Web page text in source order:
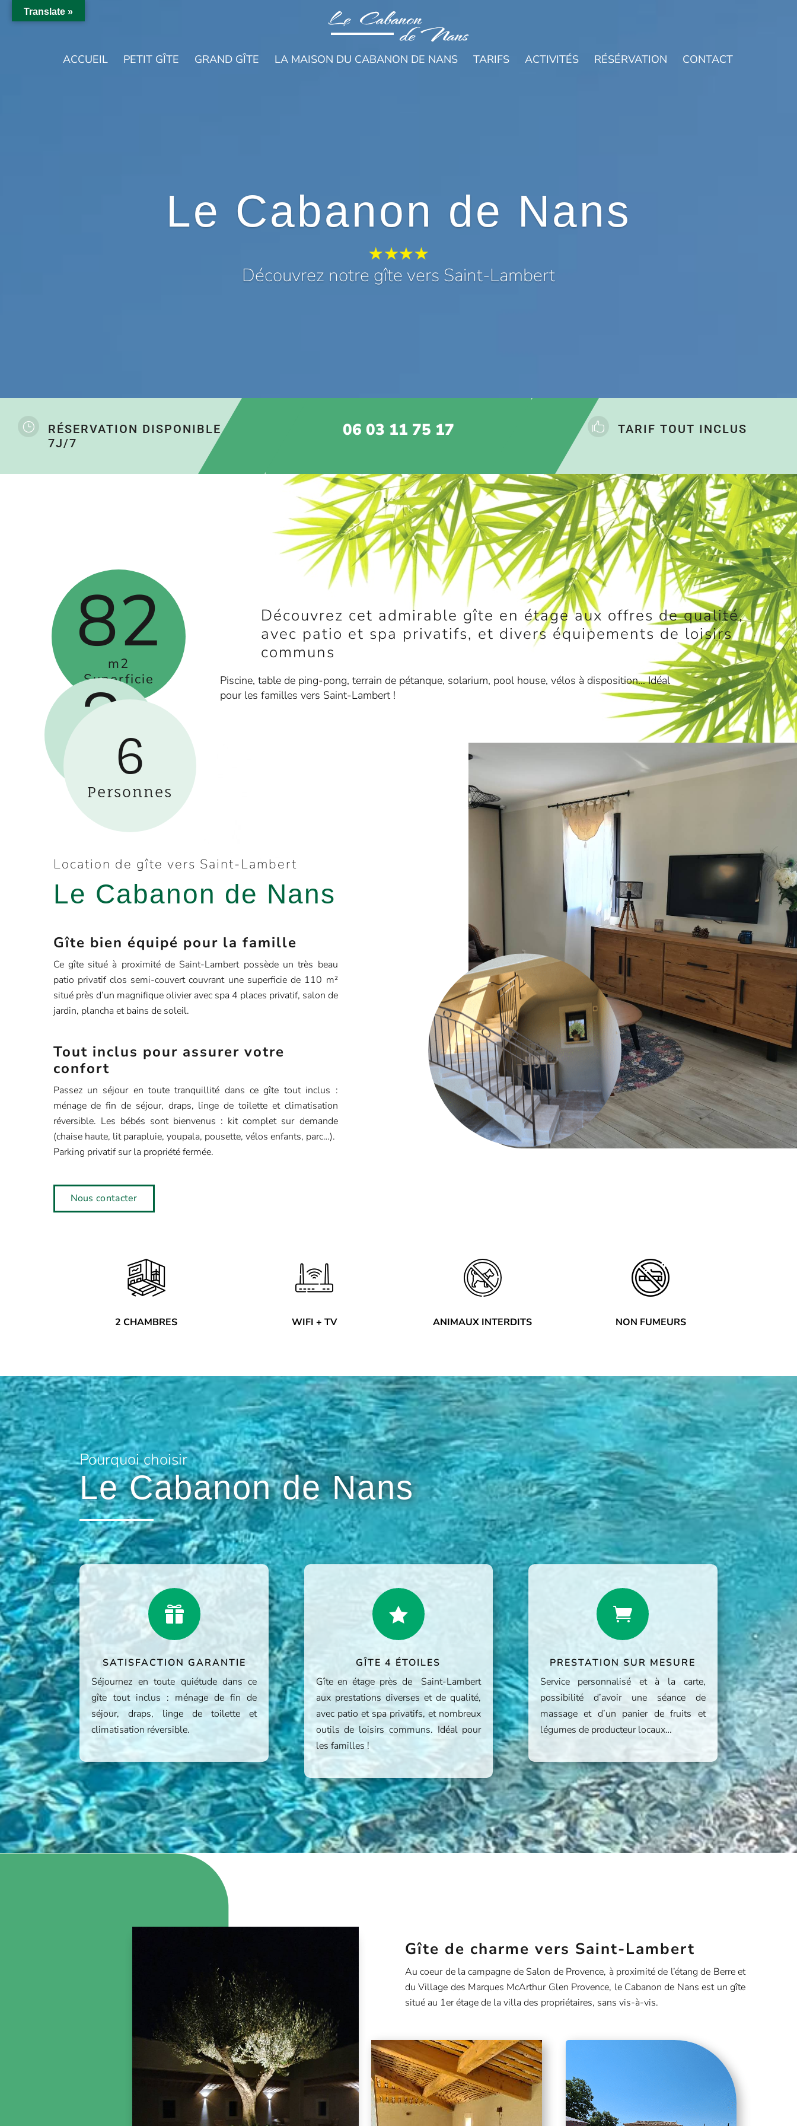
ACCUEIL PETIT GÎTE GRAND GÎTE LA MAISON DU CABANON DE NANS TARIFS ACTIVITÉS RÉSÉRVATION CONTACT
Le Cabanon de Nans
Découvrez notre gîte vers Saint-Lambert
}
RÉSERVATION DISPONIBLE
7J/7
06 03 11 75 17  TARIF TOUT INCLUS
82
m2
Superficie
Découvrez cet admirable gîte en étage aux offres de qualité,
avec patio et spa privatifs, et divers équipements de loisirs
communs
3
Double
Piscine, table de ping-pong, terrain de pétanque, solarium, pool house, vélos à disposition… Idéal
pour les familles vers Saint-Lambert !
6
Personnes
Location de gîte vers Saint-Lambert
Le Cabanon de Nans
Gîte bien équipé pour la famille
Ce gîte situé à proximité de Saint-Lambert possède un très beau
patio privatif clos semi-couvert couvrant une superficie de 110 m²
situé près d’un magnifique olivier avec spa 4 places privatif, salon de
jardin, plancha et bains de soleil.
Tout inclus pour assurer votre
confort
Passez un séjour en toute tranquillité dans ce gîte tout inclus :
ménage de fin de séjour, draps, linge de toilette et climatisation
réversible. Les bébés sont bienvenus : kit complet sur demande
(chaise haute, lit parapluie, youpala, pousette, vélos enfants, parc…).
Parking privatif sur la propriété fermée.
Nous contacter
2 CHAMBRES WIFI + TV ANIMAUX INTERDITS NON FUMEURS
Pourquoi choisir
Le Cabanon de Nans

SATISFACTION GARANTIE
Séjournez en toute quiétude dans ce
gîte tout inclus : ménage de fin de
séjour, draps, linge de toilette et
climatisation réversible.

GÎTE 4 ÉTOILES
Gîte en étage près de Saint-Lambert
aux prestations diverses et de qualité,
avec patio et spa privatifs, et nombreux
outils de loisirs communs. Idéal pour
les familles !

PRESTATION SUR MESURE
Service personnalisé et à la carte,
possibilité d’avoir une séance de
massage et d’un panier de fruits et
légumes de producteur locaux…
Gîte de charme vers Saint-Lambert
Au coeur de la campagne de Salon de Provence, à proximité de l’étang de Berre et
du Village des Marques McArthur Glen Provence, le Cabanon de Nans est un gîte
situé au 1er étage de la villa des propriétaires, sans vis-à-vis.
Translate »